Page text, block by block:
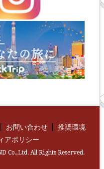
お問い合わせ
推奨環境
アポリシー
Co.,Ltd. All Rights Reserved.